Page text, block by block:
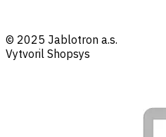
© 2025 Jablotron a.s.
Vytvoril Shopsys